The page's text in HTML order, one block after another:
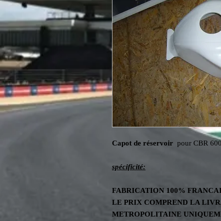
Capot de réservoir pour CBR
spécificité:
FABRICATION 100%
LE PRIX COMPREND LA
METROPOLITAINE